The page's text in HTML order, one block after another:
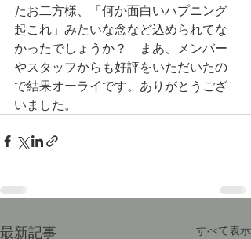
たお二方様、「何か面白いハプニング
起これ」みたいな念など込められてな
かったでしょうか？　まあ、メンバー
やスタッフからも好評をいただいたの
で結果オーライです。ありがとうござ
いました。
最新記事 すべて表示